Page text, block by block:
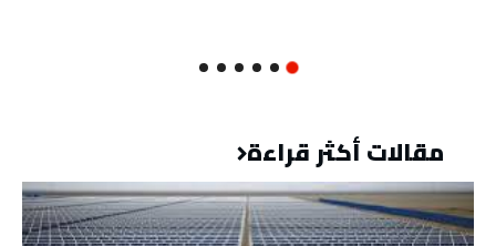
مقالات أكثر قراءة